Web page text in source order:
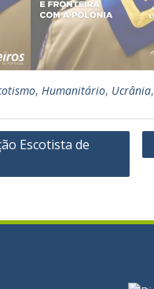
, Humanitário, Ucrânia,
Escotista de